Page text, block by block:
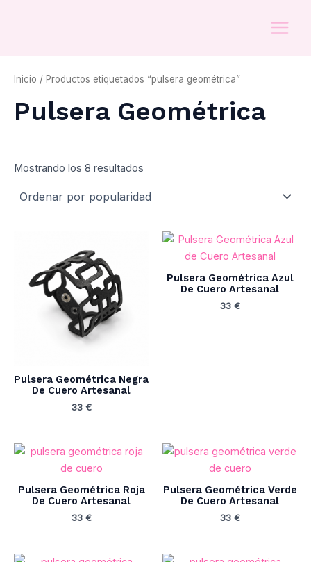
Inicio / Productos etiquetados “pulsera geométrica”
Pulsera Geométrica
Mostrando los 8 resultados
Pulsera Geométrica Negra
De Cuero Artesanal
33 €
Pulsera Geométrica Azul
De Cuero Artesanal
33 €
Pulsera Geométrica Roja
De Cuero Artesanal
33 €
Pulsera Geométrica Verde
De Cuero Artesanal
33 €